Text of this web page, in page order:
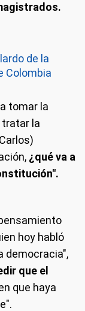
de la
Colombia
tomar la
tratar la
¿qué va a
hoy habló
democracia",
que el
que haya